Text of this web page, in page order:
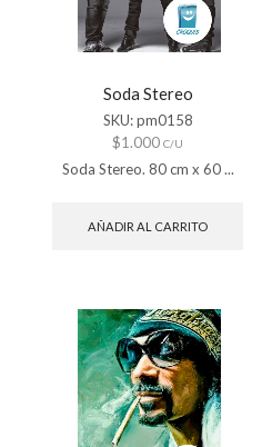
Soda Stereo
SKU:pm0158
$1.000 C/U
Soda Stereo. 80 cm x 60 ...
AÑADIR AL CARRITO